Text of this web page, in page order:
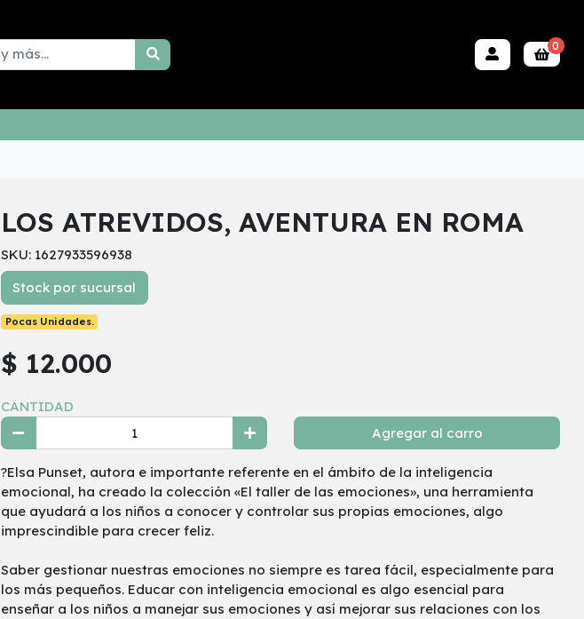
0
LOS ATREVIDOS, AVENTURA EN ROMA
SKU: 1627933596938
Stock por sucursal
Pocas Unidades.
$ 12.000
CANTIDAD
Agregar al carro
?Elsa Punset, autora e importante referente en el ámbito de la inteligencia
emocional, ha creado la colección «El taller de las emociones», una herramienta
que ayudará a los niños a conocer y controlar sus propias emociones, algo
imprescindible para crecer feliz.
Saber gestionar nuestras emociones no siempre es tarea fácil, especialmente para
los más pequeños. Educar con inteligencia emocional es algo esencial para
enseñar a los niños a manejar sus emociones y así mejorar sus relaciones con los